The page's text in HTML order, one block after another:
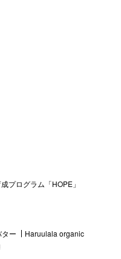
プログラム「HOPE」
ー
Haruulala organic